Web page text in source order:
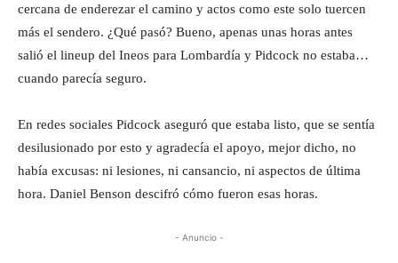
cercana de enderezar el camino y actos como este solo tuercen
más el sendero. ¿Qué pasó? Bueno, apenas unas horas antes
salió el lineup del Ineos para Lombardía y Pidcock no estaba…
cuando parecía seguro.
En redes sociales Pidcock aseguró que estaba listo, que se sentía
desilusionado por esto y agradecía el apoyo, mejor dicho, no
había excusas: ni lesiones, ni cansancio, ni aspectos de última
hora. Daniel Benson descifró cómo fueron esas horas.
- Anuncio -